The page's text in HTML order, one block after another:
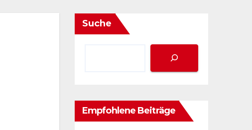
Suche
Empfohlene Beiträge